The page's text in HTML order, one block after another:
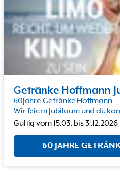
Getränke Hoffmann
60Jahre Getränke Hoffmann
Wir feiern Jubiläum und du
Gültig vom15.03. bis31.12.2026
60 JAHRE